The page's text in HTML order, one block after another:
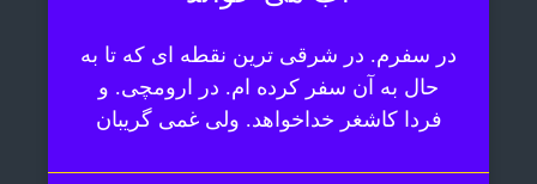
در سفرم. در شرقی ترین نقطه ای که تا به
حال به آن سفر کرده ام. در ارومچی. و
فردا کاشغر خداخواهد. ولی غمی گریبان